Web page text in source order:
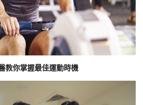
教你掌握最佳運動時機